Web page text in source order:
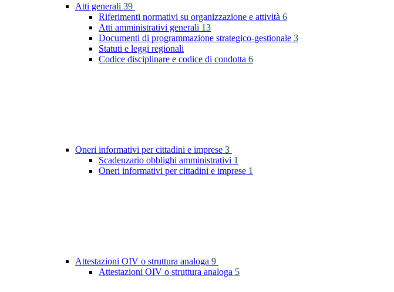
Atti generali 39
Riferimenti normativi su organizzazione e attività 6
Atti amministrativi generali 13
Documenti di programmazione strategico-gestionale 3
Statuti e leggi regionali
Codice disciplinare e codice di condotta 6
Oneri informativi per cittadini e imprese 3
Scadenzario obblighi amministrativi 1
Oneri informativi per cittadini e imprese 1
Attestazioni OIV o struttura analoga 9
Attestazioni OIV o struttura analoga 5